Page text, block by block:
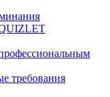
требования